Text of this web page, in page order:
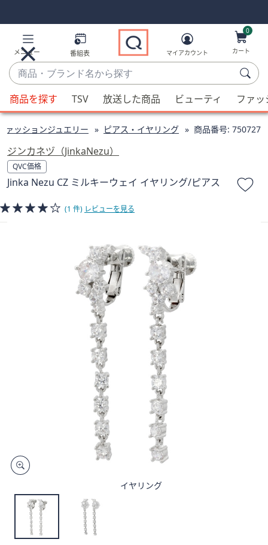
Links
Links2
メニュー 番組表
商
品・
ブ
ラ
ン
名
か
ら
す
候
補
利
用
可
能
場
ス
左
ス
マイアカウント
0
カート
商品を探す TSV 放送した商品 ビューティ ファ
ァッションジュエリー ピアス・イヤリング 商品番号: 750727
ジンカネヅ（JinkaNezu）
QVC価格
Jinka Nezu CZ ミルキーウェイ イヤリング/ピアス
(1 件) レビューを見る
イヤリング